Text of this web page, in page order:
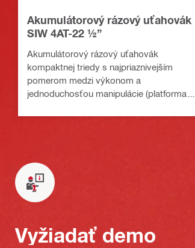
Akumulátorový rázový uťahovák
SIW 4AT-22 ½”
Akumulátorový rázový uťahovák
kompaktnej triedy s najpriaznivejším
pomerom medzi výkonom a
jednoduchosťou manipulácie (platforma
Vyžiadať demo